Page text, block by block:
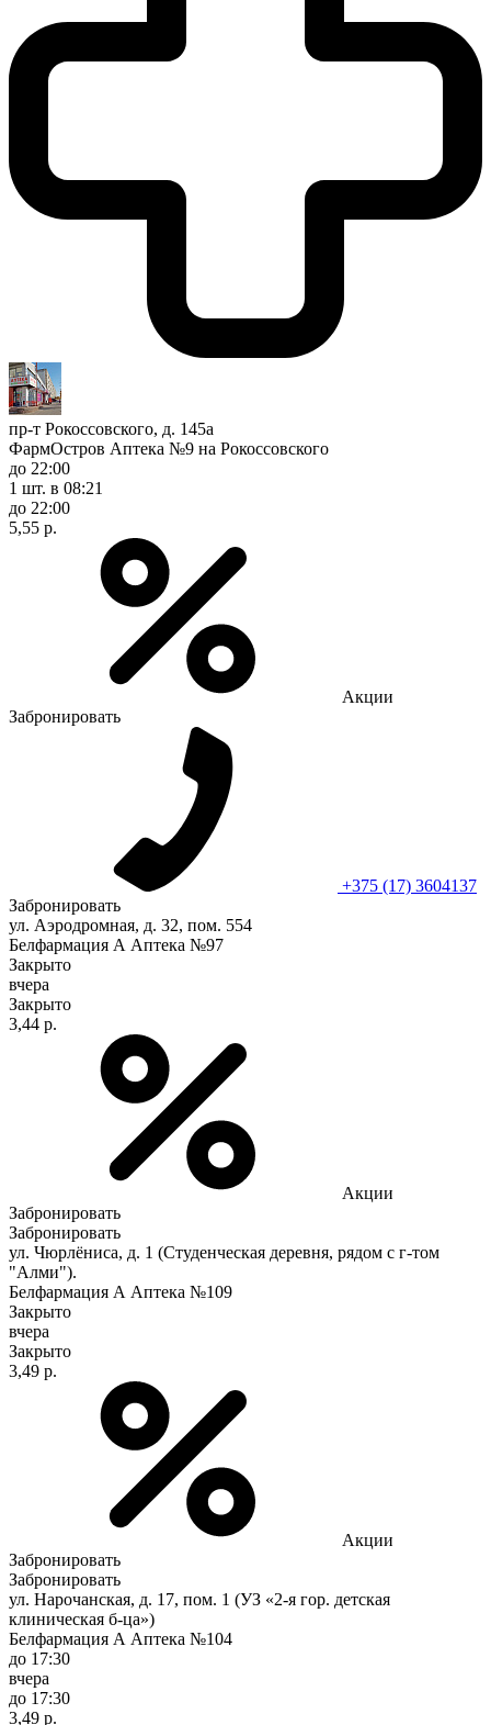
пр-т Рокоссовского, д. 145а
ФармОстров Аптека №9 на Рокоссовского
до 22:00
1 шт. в 08:21
до 22:00
5,55 р.
Акции
Забронировать
+375 (17) 3604137
Забронировать
ул. Аэродромная, д. 32, пом. 554
Белфармация А Аптека №97
Закрыто
вчера
Закрыто
3,44 р.
Акции
Забронировать
Забронировать
ул. Чюрлёниса, д. 1 (Студенческая деревня, рядом с г-том
"Алми").
Белфармация А Аптека №109
Закрыто
вчера
Закрыто
3,49 р.
Акции
Забронировать
Забронировать
ул. Нарочанская, д. 17, пом. 1 (УЗ «2-я гор. детская
клиническая б-ца»)
Белфармация А Аптека №104
до 17:30
вчера
до 17:30
3,49 р.